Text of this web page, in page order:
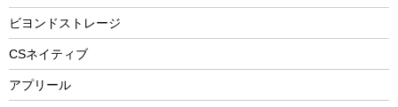
防寒ウェア
トレッキング
ビヨンドストレージ
CSネイティブ
アプリール